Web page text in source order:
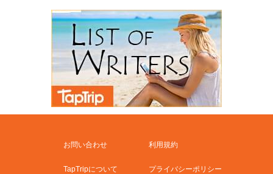
お問い合わせ 利用規約
TapTripについて プライバシーポリシー